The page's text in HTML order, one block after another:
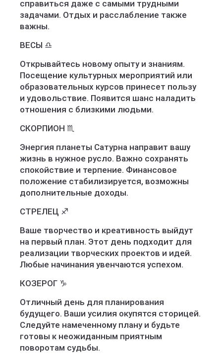
справиться даже с самыми трудными
задачами. Отдых и расслабление также
важны.
ВЕСЫ ♎️
Открывайтесь новому опыту и знаниям.
Посещение культурных мероприятий или
образовательных курсов принесет пользу
и удовольствие. Появится шанс наладить
отношения с близкими людьми.
СКОРПИОН ♏️
Энергия планеты Сатурна направит вашу
жизнь в нужное русло. Важно сохранять
спокойствие и терпение. Финансовое
положение стабилизируется, возможны
дополнительные доходы.
СТРЕЛЕЦ ♐️
Ваше творчество и креативность выйдут
на первый план. Этот день подходит для
реализации творческих проектов и идей.
Любые начинания увенчаются успехом.
КОЗЕРОГ ♑️
Отличный день для планирования
будущего. Ваши усилия окупятся сторицей.
Следуйте намеченному плану и будьте
готовы к неожиданным приятным
поворотам судьбы.